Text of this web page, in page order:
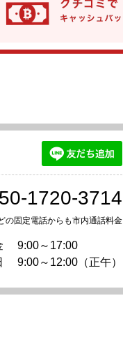
1720-3714
の固定電話からも市内通話料金
9:00～17:00
9:00～12:00（正午）